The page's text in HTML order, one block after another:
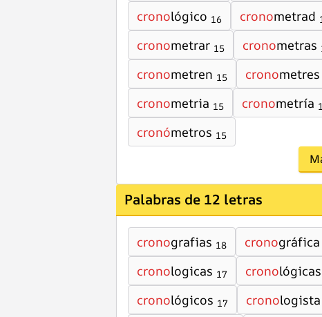
cronológico 16 cronometrad
cronometrar 15 cronometras
cronometren 15 cronometres
cronometria 15 cronometría
cronómetros 15
Palabras de 12 letras
cronografias 18 cronográfica
cronologicas 17 cronológicas
cronológicos 17 cronologista